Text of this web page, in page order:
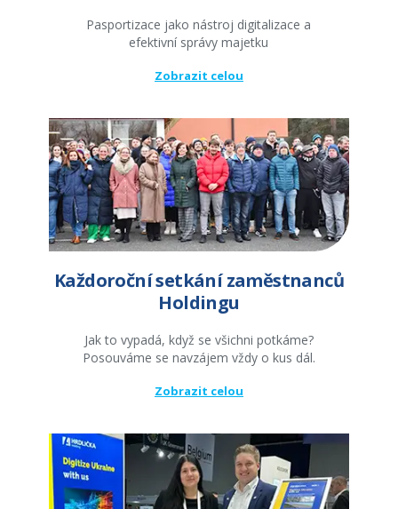
Pasportizace jako nástroj digitalizace a
efektivní správy majetku
Zobrazit celou
Každoroční setkání zaměstnanců
Holdingu
Jak to vypadá, když se všichni potkáme?
Posouváme se navzájem vždy o kus dál.
Zobrazit celou